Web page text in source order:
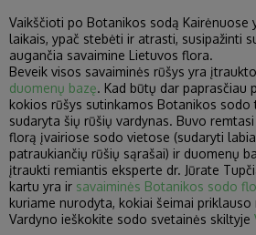
Vaikščioti po Botanikos sodą Kairėnuose
laikais, ypač stebėti ir atrasti, susipažinti
augančia savaimine Lietuvos flora.
Beveik visos savaiminės rūšys yra
duomenų bazę. Kad būtų dar paprasčiau
kokios rūšys sutinkamos Botanikos sodo
sudaryta šių rūšių vardynas. Buvo
florą įvairiose sodo vietose (sudaryti
patraukiančių rūšių sąrašai) ir duomenų
įtraukti remiantis eksperte dr. Jūrate
kartu yra ir savaiminės Botanikos sodo
kuriame nurodyta, kokiai šeimai priklauso
Vardyno ieškokite sodo svetainės skiltyje